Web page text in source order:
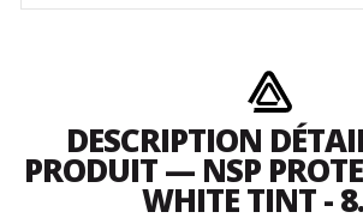
DESCRIPTION
PRODUIT — NSP
WHITE TINT -